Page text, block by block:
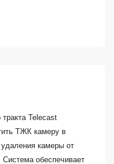
Telecast
ТЖК камеру в
камеры от
обеспечивает